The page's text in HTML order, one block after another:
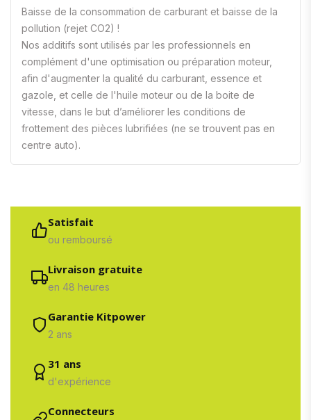
Baisse de la consommation de carburant et baisse de la
pollution (rejet CO2) !
Nos additifs sont utilisés par les professionnels en
complément d'une optimisation ou préparation moteur,
afin d'augmenter la qualité du carburant, essence et
gazole, et celle de l'huile moteur ou de la boite de
vitesse, dans le but d’améliorer les conditions de
frottement des pièces lubrifiées (ne se trouvent pas en
centre auto).
Satisfait
ou remboursé
Livraison gratuite
en 48 heures
Garantie Kitpower
2 ans
31 ans
d'expérience
Connecteurs